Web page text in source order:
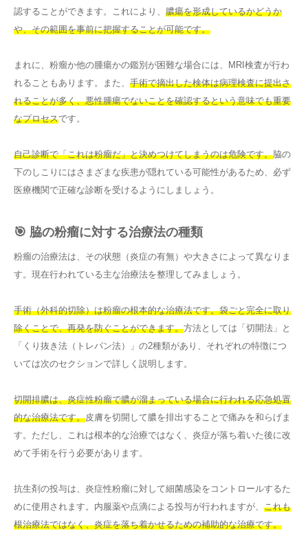
認することができます。これにより、 膿瘍を形成しているかどうか
や、その範囲を事前に把握することが可能です。
まれに、粉瘤か他の腫瘍かの鑑別が困難な場合には、MRI検査が行わ
れることもあります。また、 手術で摘出した検体は病理検査に提出さ
れることが多く、悪性腫瘍でないことを確認するという意味でも重要
なプロセスです。
自己診断で「これは粉瘤だ」と決めつけてしまうのは危険です。脇の
下のしこりにはさまざまな疾患が隠れている可能性があるため、必ず
医療機関で正確な診断を受けるようにしましょう。
🎯 脇の粉瘤に対する治療法の種類
粉瘤の治療法は、その状態（炎症の有無）や大きさによって異なりま
す。現在行われている主な治療法を整理してみましょう。
手術（外科的切除）は粉瘤の根本的な治療法です。袋ごと完全に取り
除くことで、再発を防ぐことができます。方法としては「切開法」と
「くり抜き法（トレパン法）」の2種類があり、それぞれの特徴につ
いては次のセクションで詳しく説明します。
切開排膿は、炎症性粉瘤で膿が溜まっている場合に行われる応急処置
的な治療法です。皮膚を切開して膿を排出することで痛みを和らげま
す。ただし、これは根本的な治療ではなく、炎症が落ち着いた後に改
めて手術を行う必要があります。
抗生剤の投与は、炎症性粉瘤に対して細菌感染をコントロールするた
めに使用されます。内服薬や点滴による投与が行われますが、 これも
根治療法ではなく、炎症を落ち着かせるための補助的な治療です。